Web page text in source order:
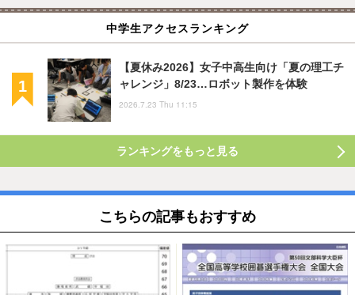
中学生アクセスランキング
【夏休み2026】女子中高生向け「夏の理工チ
ャレンジ」8/23…ロボット製作を体験
2026.7.23 Thu 11:15
ランキングをもっと見る
こちらの記事もおすすめ